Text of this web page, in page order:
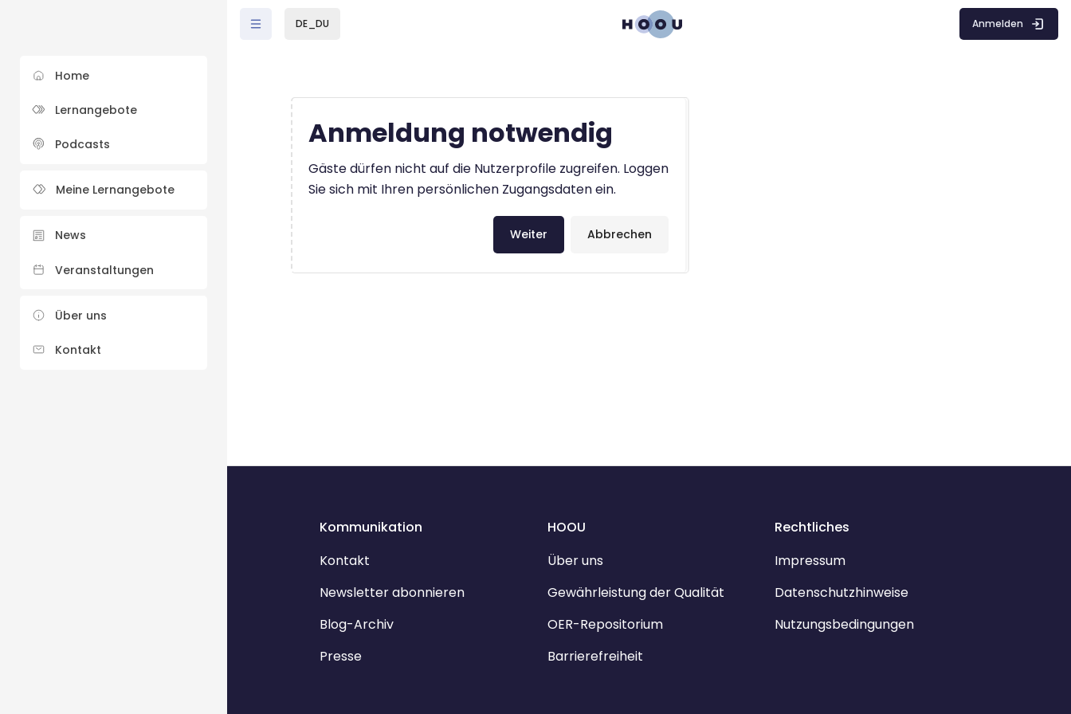
Home
Lernangebote
Podcasts
Meine Lernangebote
News
Veranstaltungen
Über uns
Kontakt
DE_DU Anmelden
Anmeldung notwendig
Gäste dürfen nicht auf die Nutzerprofile zugreifen. Loggen
Sie sich mit Ihren persönlichen Zugangsdaten ein.
Abbrechen
Weiter
Kommunikation
Kontakt
Newsletter abonnieren
Blog-Archiv
Presse
HOOU
Über uns
Gewährleistung der Qualität
OER-Repositorium
Barrierefreiheit
Rechtliches
Impressum
Datenschutzhinweise
Nutzungsbedingungen